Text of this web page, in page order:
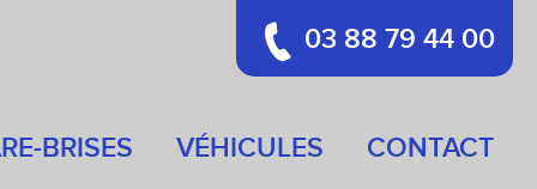
BRISES VÉHICULES CONTACT
03 88 79 44 00